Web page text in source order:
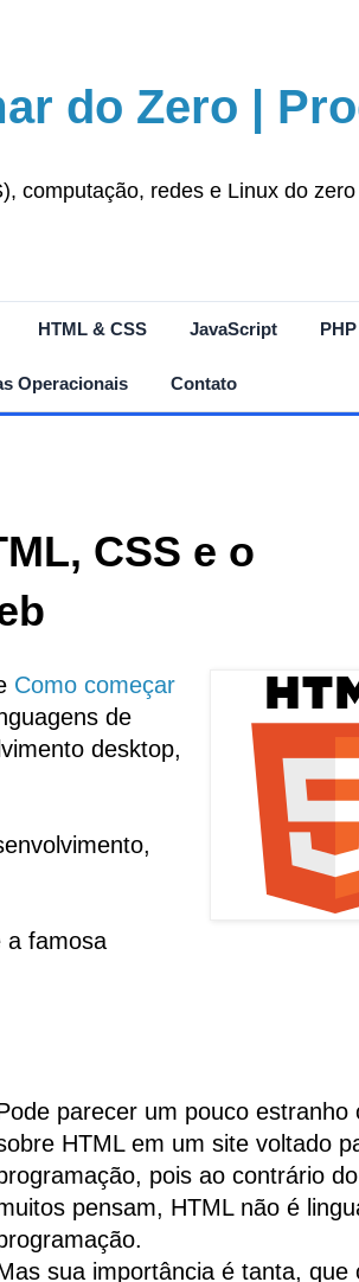
do Zero |
computação, redes e Linux do
HTML & CSS JavaScript PHP
Operacionais Contato
CSS e o
Como começar
de
desktop,
a famosa
parecer um pouco estranho
HTML em um site voltado
pois ao contrário
pensam, HTML não é
sua importância é tanta, que